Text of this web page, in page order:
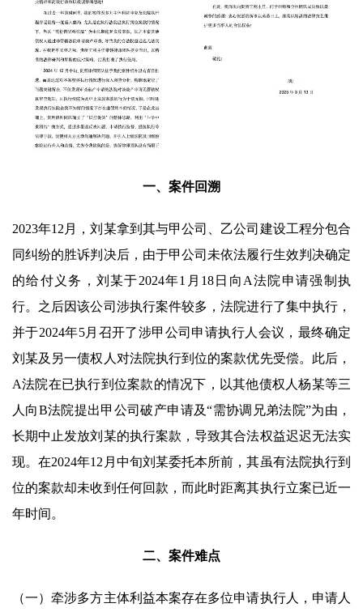
一、案件回溯
2023年12月，刘某拿到其与甲公司、乙公司建设工程分包合
同纠纷的胜诉判决后，由于甲公司未依法履行生效判决确定
的给付义务，刘某于2024年1月18日向A法院申请强制执
行。之后因该公司涉执行案件较多，法院进行了集中执行，
并于2024年5月召开了涉甲公司申请执行人会议，最终确定
刘某及另一债权人对法院执行到位的案款优先受偿。此后，
A法院在已执行到位案款的情况下，以其他债权人杨某等三
人向B法院提出甲公司破产申请及“需协调兄弟法院”为由，
长期中止发放刘某的执行案款，导致其合法权益迟迟无法实
现。在2024年12月中旬刘某委托本所前，其虽有法院执行到
位的案款却未收到任何回款，而此时距离其执行立案已近一
年时间。
二、案件难点
（一）牵涉多方主体利益本案存在多位申请执行人，申请人